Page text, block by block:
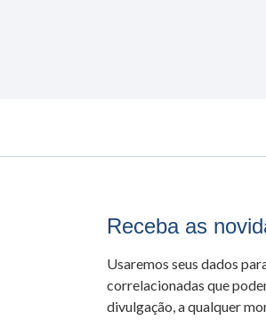
Receba as
Usaremos seus dados
correlacionadas que
divulgação, a qualquer